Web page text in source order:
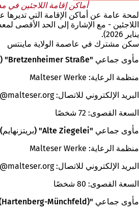
أماكن إقامة اللاجئين في
لمحة عامة عن أماكن الإقامة التي تديرها
اللاجئين - مع الإشارة إلى الحد الأقصى
يناير 2026).
سكن مشترك في عاصمة الولاية ماينتس
مأوى جماعي "Bretzenheimer Straße" (بريتزنهايم)
منظمة الرعاية: Malteser Werke
البريد الإلكتروني للاتصال:
malteser org
السعة القصوى: 72 شخصًا
مأوى جماعي "Alte Ziegelei" (بريتزنهايم)
منظمة الرعاية: Malteser Werke
البريد الإلكتروني للاتصال:
malteser org
السعة القصوى: 80 شخصًا
مأوى جماعي "Ludwigsburger Straße" (Hartenberg-Münchfeld)